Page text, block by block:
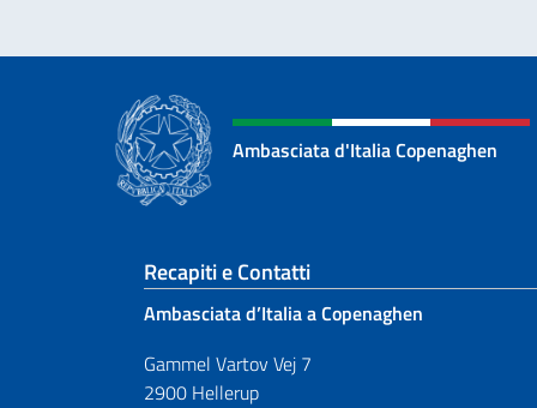
Ambasciata d'Italia Copenaghen
Sezione footer
Recapiti e Contatti
Ambasciata d’Italia a Copenaghen
Gammel Vartov Vej 7
2900 Hellerup